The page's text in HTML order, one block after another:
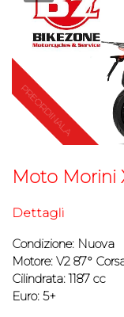
Moto Morini
Dettagli
Condizione: Nuova
Motore: V2 87°
Cilindrata:1187 cc
Euro: 5+